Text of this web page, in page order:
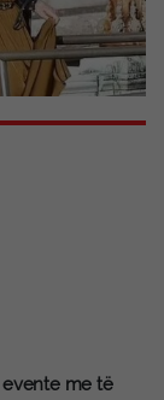
evente me të